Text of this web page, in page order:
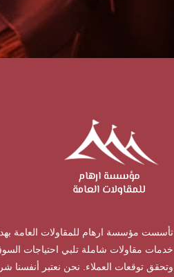
تأسست مؤسسة ارهام للمقاولات العامة
خدمات مقاولات شاملة تلبي احتياجات
وتحقق توقعات العملاء. نحن نعتبر أنفسنا